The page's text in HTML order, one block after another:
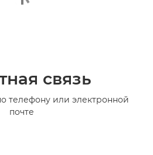
связь
телефону или электронной
почте